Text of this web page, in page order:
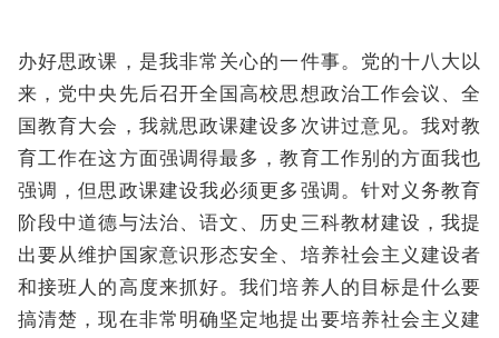
办好思政课，是我非常关心的一件事。党的十八大以
来，党中央先后召开全国高校思想政治工作会议、全
国教育大会，我就思政课建设多次讲过意见。我对教
育工作在这方面强调得最多，教育工作别的方面我也
强调，但思政课建设我必须更多强调。针对义务教育
阶段中道德与法治、语文、历史三科教材建设，我提
出要从维护国家意识形态安全、培养社会主义建设者
和接班人的高度来抓好。我们培养人的目标是什么要
搞清楚，现在非常明确坚定地提出要培养社会主义建